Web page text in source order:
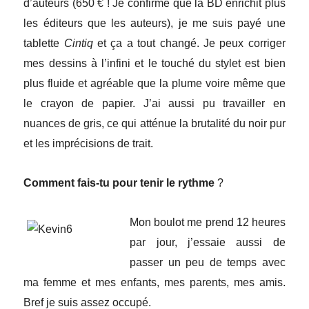
d’auteurs (650 € ! Je confirme que la BD enrichit plus
les éditeurs que les auteurs), je me suis payé une
tablette Cintiqet ça a tout changé. Je peux corriger
mes dessins à l’infini et le touché du stylet est bien
plus fluide et agréable que la plume voire même que
le crayon de papier. J’ai aussi pu travailler en
nuances de gris, ce qui atténue la brutalité du noir pur
et les imprécisions de trait.
Comment fais-tu pour tenir le rythme ?
Mon boulot me prend 12 heures
par jour, j’essaie aussi de
passer un peu de temps avec
ma femme et mes enfants, mes parents, mes amis.
Bref je suis assez occupé.